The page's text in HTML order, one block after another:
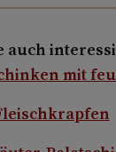
auch
mit